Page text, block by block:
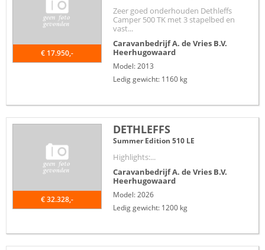
€ 17.950,-
Zeer goed onderhouden Dethleffs
Camper 500 TK met 3 stapelbed en
vast...
Caravanbedrijf A. de Vries B.V.
Heerhugowaard
Model: 2013
Ledig gewicht: 1160 kg
€ 32.328,-
DETHLEFFS
Summer Edition 510 LE
Highlights:...
Caravanbedrijf A. de Vries B.V.
Heerhugowaard
Model: 2026
Ledig gewicht: 1200 kg